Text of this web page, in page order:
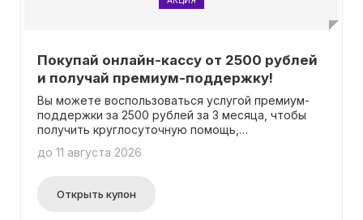
Покупай онлайн-кассу от 2500 рублей
и получай премиум-поддержку!
Вы можете воспользоваться услугой премиум-
поддержки за 2500 рублей за 3 месяца, чтобы
получить круглосуточную помощь,
дополнительные опции, которые не входят в
необходимо просто оформить ее подключение,
без необходимости ввода промокода.
до 11 августа 2026
Открыть купон